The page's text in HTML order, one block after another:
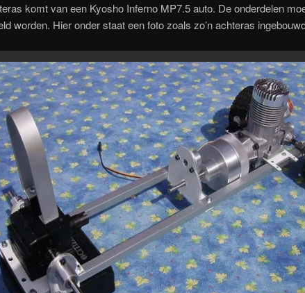
komt van een Kyosho Inferno MP7.5 auto. De onderdelen
worden. Hier onder staat een foto zoals zo’n achteras